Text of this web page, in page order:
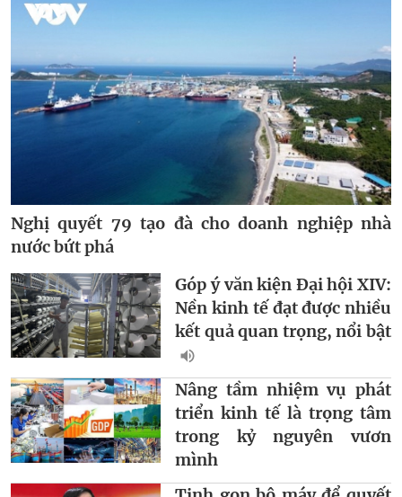
Nghị quyết 79 tạo đà cho doanh nghiệp nhà
nước bứt phá
Góp ý văn kiện Đại hội XIV:
Nền kinh tế đạt được nhiều
kết quả quan trọng, nổi bật
Nâng tầm nhiệm vụ phát
triển kinh tế là trọng tâm
trong kỷ nguyên vươn
mình